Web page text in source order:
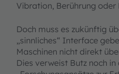
Vibration, Berührung oder
Doch muss es zukünftig
„sinnliches“ Interface
Maschinen nicht direkt
Dies verweist Butz noch